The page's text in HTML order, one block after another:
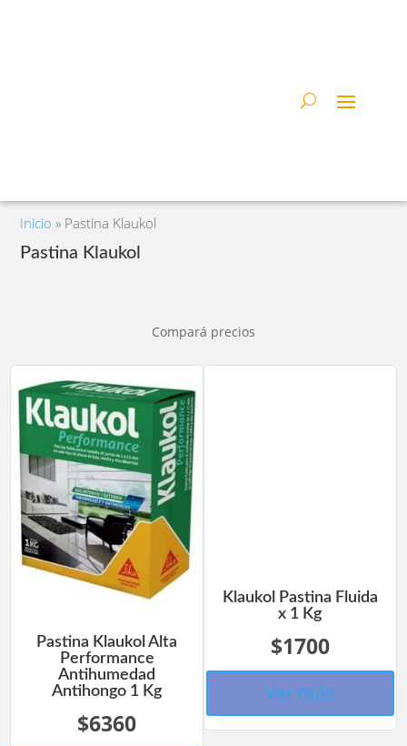
Inicio » Pastina Klaukol
Pastina Klaukol
Compará precios
Pastina Klaukol Alta
Performance
Antihumedad
Antihongo 1 Kg
$6360
Klaukol Pastina Fluida
x 1 Kg
$1700
Ver más